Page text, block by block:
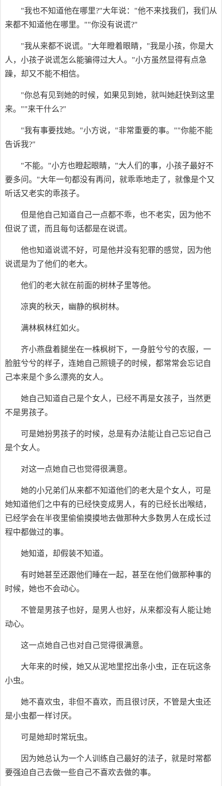
"我也不知道他在哪里?"大年说："他不来找我们，我们从
来都不知道他在哪里。""你没有说谎?"
"我从来都不说谎。"大年瞪着眼睛，"我是小孩，你是大
人，小孩子说谎怎么能骗得过大人。"小方虽然显得有点急
躁，却又不能不相信。
"你总有见到她的时候，如果见到她，就叫她赶快到这里
来。""来干什么?"
"我有事要找她。"小方说，"非常重要的事。""你能不能
告诉我?"
"不能。"小方也瞪起眼睛，"大人们的事，小孩子最好不
要多问。"大年一句都没有再问，就乖乖地走了，就像是个又
听话又老实的乖孩子。
但是他自己知道自己一点都不乖，也不老实，因为他不
但说了谎，而且每句话都是在说谎。
他也知道说谎不好，可是他并没有犯罪的感觉，因为他
说谎是为了他们的老大。
他们的老大就在前面的树林子里等他。
凉爽的秋天，幽静的枫树林。
满林枫林红如火。
齐小燕盘着腿坐在一株枫树下，一身脏兮兮的衣服，一
脸脏兮兮的样子，连她自己照镜子的时候，都常常会忘记自
己本来是个多么漂亮的女人。
她自己知道自己是个女人，已经不再是女孩子，当然更
不是男孩子。
可是她扮男孩子的时候，总是有办法能让自己忘记自己
是个女人。
对这一点她自己也觉得很满意。
她的小兄弟们从来都不知道他们的老大是个女人，可是
她知道他们之中有的已经快变成男人，有的已经长出喉结，
已经学会在半夜里偷偷摸摸地去做那种大多数男人在成长过
程中都做过的事。
她知道，却假装不知道。
有时她甚至还跟他们睡在一起，甚至在他们做那种事的
时候，她也不会动心。
不管是男孩子也好，是男人也好，从来都没有人能让她
动心。
这一点她自己也对自己觉得很满意。
大年来的时候，她又从泥地里挖出条小虫，正在玩这条
小虫。
她不喜欢虫，非但不喜欢，而且很讨厌，不管是大虫还
是小虫都一样讨厌。
可是她却时常玩虫。
因为她总认为一个人训练自己最好的法子，就是时常都
要强迫自己去做一些自己不喜欢去做的事。